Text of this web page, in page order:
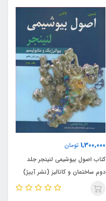
1,300,000 تومان
کتاب اصول بیوشیمی لنینجر جلد
دوم ساختمان و کاتالیز (نشر آییژ)